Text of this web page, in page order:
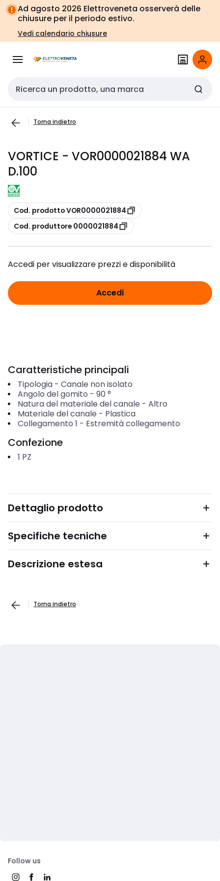
Vai alla
navigazione
Vai
alla
pagina
Ad agosto 2026 Elettroveneta osserverà delle
chiusure per il periodo estivo.
Vedi calendario chiusure
Cerca input
Torna indietro
VORTICE - VOR0000021884 WA
D.100
copia
Cod. prodotto VOR0000021884
copia
Cod. produttore 0000021884
Accedi per visualizzare prezzi e disponibilità
Accedi
Caratteristiche principali
Tipologia- Canale non isolato
Angolo del gomito - 90 °
Natura del materiale del canale - Altro
Materiale del canale - Plastica
Collegamento 1 - Estremità collegamento
Confezione
1 PZ
Dettaglio prodotto
Specifiche tecniche
Descrizione estesa
Torna indietro
Follow us